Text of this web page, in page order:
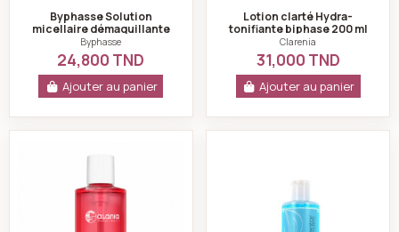
Byphasse Solution
micellaire démaquillante
peaux sensibles, sèches,
irritées 500ml
Byphasse
24,800 TND
Ajouter au panier
Lotion clarté Hydra-
tonifiante biphase 200 ml
- Clarenia
Clarenia
31,000 TND
Ajouter au panier